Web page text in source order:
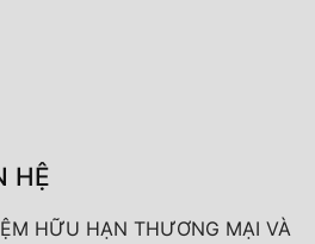
HỆ
HỮU HẠN THƯƠNG MẠI VÀ